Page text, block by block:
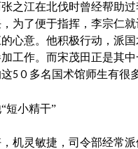
之江在北伐时曾经帮助
为了便于指挥，李宗仁
心意。他积极行动，派
工作。而宋茂田正是其
5０多名国术馆师生有很
“短小精干”
机灵敏捷，司令部经常